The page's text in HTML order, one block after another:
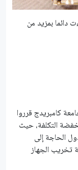
دائما بمزيد من
كامبريدج قرروا
التكلفة، حيث
الحاجة إلى
تخريب الجهاز